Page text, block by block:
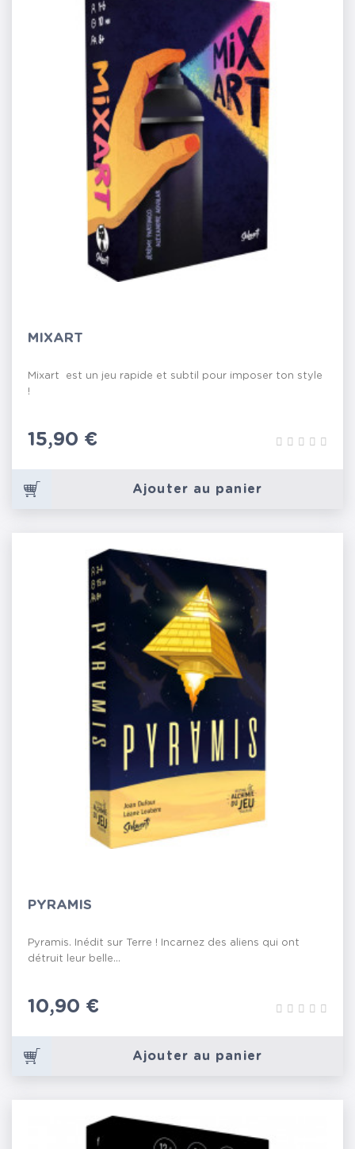
MIXART
Mixart est un jeu rapide et subtil pour imposer ton style
!
Prix
15,90 €
Ajouter au panier
PYRAMIS
Pyramis. Inédit sur Terre ! Incarnez des aliens qui ont
détruit leur belle...
Prix
10,90 €
Ajouter au panier